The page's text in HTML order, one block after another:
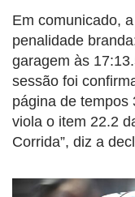
Em comunicado,
penalidade
garagem às
sessão foi
página de tempos
viola o item 22.2
Corrida”, diz a